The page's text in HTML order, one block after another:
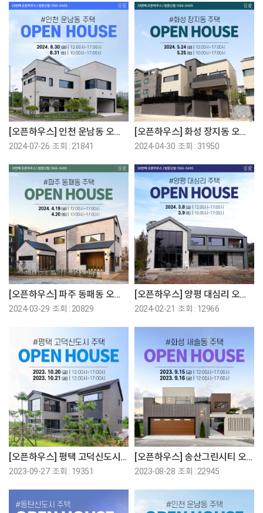
[오픈하우스] 인천 운남동 오픈하우스에 초대합니다!
2024-07-26 조회 : 21841
[오픈하우스] 화성 장지동 오픈하우스에 초대합니다!
2024-04-30 조회 : 31950
[오픈하우스] 파주 동패동 오픈하우스에 초대합니다!
2024-03-29 조회 : 20829
[오픈하우스] 양평 대심리 오픈하우스에 초대합니다!
2024-02-21 조회 : 12966
[오픈하우스] 평택 고덕신도시 오픈하우스에 초대합니다!
2023-09-27 조회 : 19351
[오픈하우스] 송산그린시티 오픈하우스에 초대합니다!
2023-08-28 조회 : 22945